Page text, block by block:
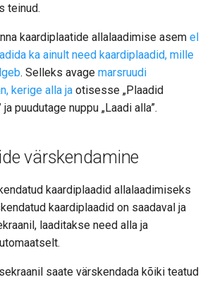
teinud.
kaardiplaatide allalaadimise asem el
ka ainult need kaardiplaadid, mille
. Selleks avage marsruudi
kerige alla ja otisesse „Plaadid
puudutage nuppu „Laadi alla”.
värskendamine
kaardiplaadid allalaadimiseks
kaardiplaadid on saadaval ja
laaditakse need alla ja
saate värskendada kõiki teatud